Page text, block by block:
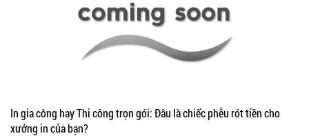
In gia công hay Thi công trọn gói: Đâu là chiếc phễu rót tiền cho
xưởng in của bạn?